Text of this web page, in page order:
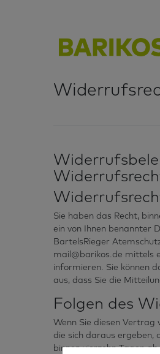
Sie haben das Recht,
ein von Ihnen benannter
BartelsRieger
mail@barikos.de mittels
informieren. Sie können
aus, dass Sie die
Folgen des
Wenn Sie diesen Vertrag
die sich daraus ergeben,
binnen vierzehn Tagen